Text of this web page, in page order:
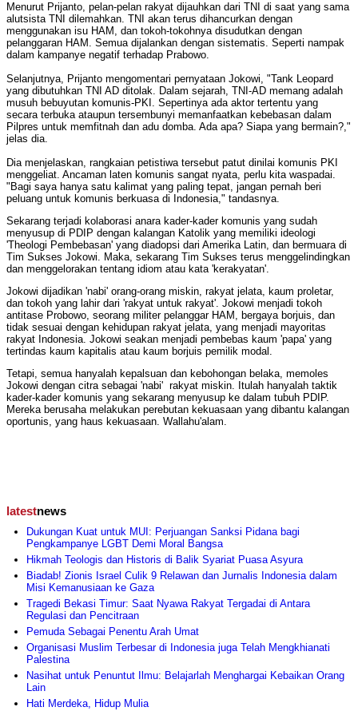
Menurut Prijanto, pelan-pelan rakyat dijauhkan dari TNI di saat yang sama
alutsista TNI dilemahkan. TNI akan terus dihancurkan dengan
menggunakan isu HAM, dan tokoh-tokohnya disudutkan dengan
pelanggaran HAM. Semua dijalankan dengan sistematis. Seperti nampak
dalam kampanye negatif terhadap Prabowo.
Selanjutnya, Prijanto mengomentari pernyataan Jokowi, "Tank Leopard
yang dibutuhkan TNI AD ditolak. Dalam sejarah, TNI-AD memang adalah
musuh bebuyutan komunis-PKI. Sepertinya ada aktor tertentu yang
secara terbuka ataupun tersembunyi memanfaatkan kebebasan dalam
Pilpres untuk memfitnah dan adu domba. Ada apa? Siapa yang bermain?,"
jelas dia.
Dia menjelaskan, rangkaian petistiwa tersebut patut dinilai komunis PKI
menggeliat. Ancaman laten komunis sangat nyata, perlu kita waspadai.
"Bagi saya hanya satu kalimat yang paling tepat, jangan pernah beri
peluang untuk komunis berkuasa di Indonesia," tandasnya.
Sekarang terjadi kolaborasi anara kader-kader komunis yang sudah
menyusup di PDIP dengan kalangan Katolik yang memiliki ideologi
'Theologi Pembebasan' yang diadopsi dari Amerika Latin, dan bermuara di
Tim Sukses Jokowi. Maka, sekarang Tim Sukses terus menggelindingkan
dan menggelorakan tentang idiom atau kata 'kerakyatan'.
Jokowi dijadikan 'nabi' orang-orang miskin, rakyat jelata, kaum proletar,
dan tokoh yang lahir dari 'rakyat untuk rakyat'. Jokowi menjadi tokoh
antitase Probowo, seorang militer pelanggar HAM, bergaya borjuis, dan
tidak sesuai dengan kehidupan rakyat jelata, yang menjadi mayoritas
rakyat Indonesia. Jokowi seakan menjadi pembebas kaum 'papa' yang
tertindas kaum kapitalis atau kaum borjuis pemilik modal.
Tetapi, semua hanyalah kepalsuan dan kebohongan belaka, memoles
Jokowi dengan citra sebagai 'nabi' rakyat miskin. Itulah hanyalah taktik
kader-kader komunis yang sekarang menyusup ke dalam tubuh PDIP.
Mereka berusaha melakukan perebutan kekuasaan yang dibantu kalangan
oportunis, yang haus kekuasaan. Wallahu'alam.
latestnews
Dukungan Kuat untuk MUI: Perjuangan Sanksi Pidana bagi
Pengkampanye LGBT Demi Moral Bangsa
Hikmah Teologis dan Historis di Balik Syariat Puasa Asyura
Biadab! Zionis Israel Culik 9 Relawan dan Jurnalis Indonesia dalam
Misi Kemanusiaan ke Gaza
Tragedi Bekasi Timur: Saat Nyawa Rakyat Tergadai di Antara
Regulasi dan Pencitraan
Pemuda Sebagai Penentu Arah Umat
Organisasi Muslim Terbesar di Indonesia juga Telah Mengkhianati
Palestina
Nasihat untuk Penuntut Ilmu: Belajarlah Menghargai Kebaikan Orang
Lain
Hati Merdeka, Hidup Mulia